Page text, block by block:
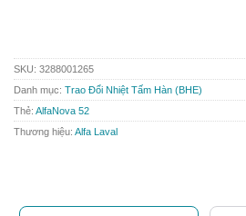
SKU: 3288001265
Danh mục: Trao Đổi Nhiệt Tấm Hàn (BHE)
Thẻ: AlfaNova 52
Thương hiệu: Alfa Laval